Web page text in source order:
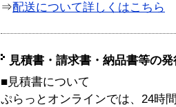
⇒配送について詳しくはこちら
見積書・請求書・納品書等の
■見積書について
ぷらっとオンラインでは、24時